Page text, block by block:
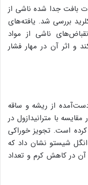
بافت جدا شده ناشی از
بررسی شد. یافته‌های
ناشی از مواد
و اثر آن در مهار فشار
از ریشه و ساقه
با مترانیدازول در
است. تجویز خوراکی
شیستو نشان داد که
آن در کاهش کرم و تعداد